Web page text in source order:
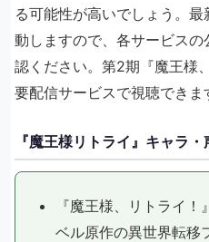
る可能性が高いでしょう。
動しますので、各サービス
認ください。第2期『魔王様
要配信サービスで視聴できま
『魔王様リトライ』キャラ
『魔王様、リトライ
ベル原作の異世界転移